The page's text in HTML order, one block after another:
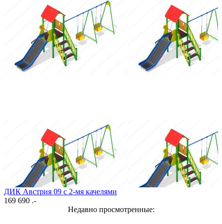
ДИК Австрия 09 с 2-мя качелями
169 690 .-
Недавно просмотренные: